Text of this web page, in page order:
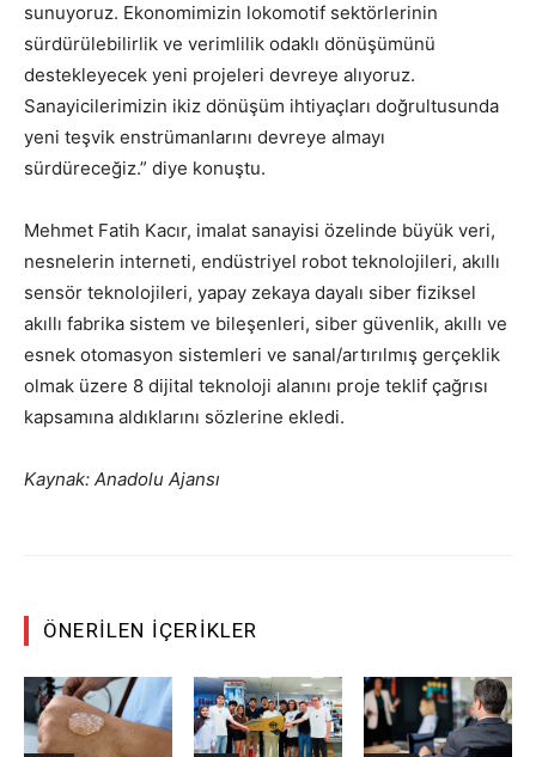
sunuyoruz. Ekonomimizin lokomotif sektörlerinin
sürdürülebilirlik ve verimlilik odaklı dönüşümünü
destekleyecek yeni projeleri devreye alıyoruz.
Sanayicilerimizin ikiz dönüşüm ihtiyaçları doğrultusunda
yeni teşvik enstrümanlarını devreye almayı
sürdüreceğiz.” diye konuştu.
Mehmet Fatih Kacır, imalat sanayisi özelinde büyük veri,
nesnelerin interneti, endüstriyel robot teknolojileri, akıllı
sensör teknolojileri, yapay zekaya dayalı siber fiziksel
akıllı fabrika sistem ve bileşenleri, siber güvenlik, akıllı ve
esnek otomasyon sistemleri ve sanal/artırılmış gerçeklik
olmak üzere 8 dijital teknoloji alanını proje teklif çağrısı
kapsamına aldıklarını sözlerine ekledi.
Kaynak: Anadolu Ajansı
ÖNERILEN İÇERIKLER